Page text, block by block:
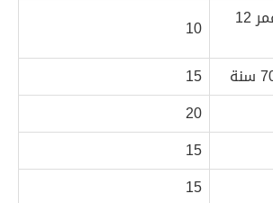
منذ الولادة إلى عمر 12
10
15
20
15
15